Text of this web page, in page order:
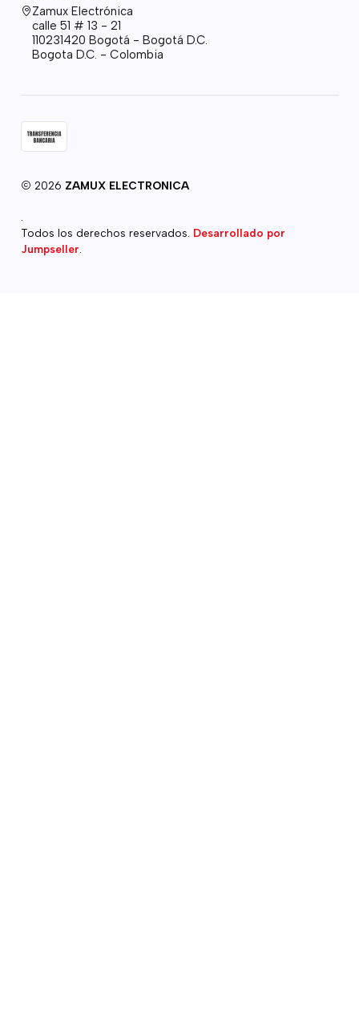
Zamux Electrónica
calle 51 # 13 - 21
110231420 Bogotá - Bogotá D.C.
Bogota D.C. - Colombia
2026 ZAMUX ELECTRONICA
Todos los derechos reservados. Desarrollado por
Jumpseller